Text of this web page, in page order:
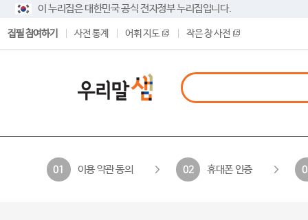
이 누리집은 대한민국 공식 전자정부 누리집입니다.
집필 참여하기 사전 통계 어휘 지도 작은 창 사전
01 이용 약관 동의 02 휴대폰 인증